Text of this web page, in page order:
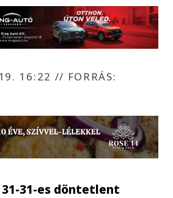
16:22 // FORRÁS:
31-es döntetlent